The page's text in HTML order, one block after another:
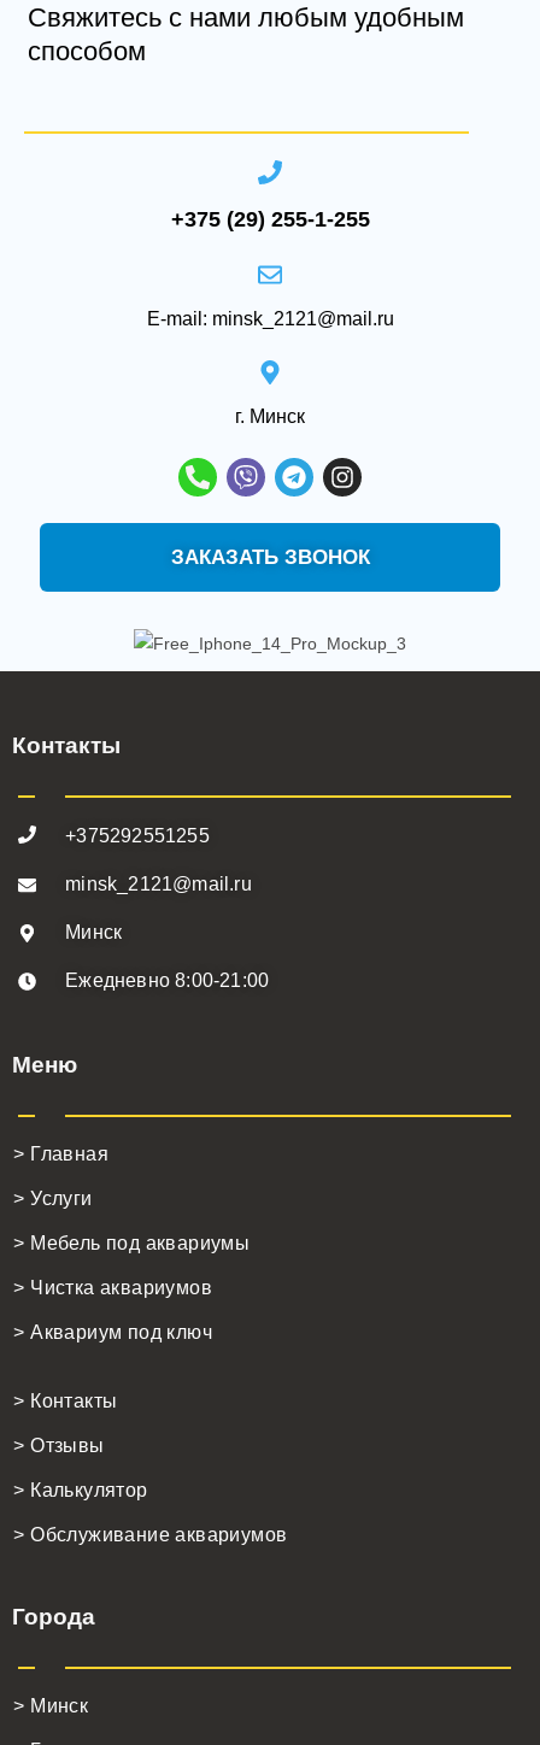
Свяжитесь с нами любым удобным
способом
+375 (29) 255-1-255
E-mail: minsk_2121@mail.ru
‌г. Минск
ЗАКАЗАТЬ ЗВОНОК
Контакты
+375292551255
minsk_2121@mail.ru
Минск
Ежедневно 8:00-21:00
Меню
> Главная
> Услуги
> Мебель под аквариумы
> Чистка аквариумов
> Аквариум под ключ
> Контакты
> Отзывы
> Калькулятор
> Обслуживание аквариумов
Города
> Минск